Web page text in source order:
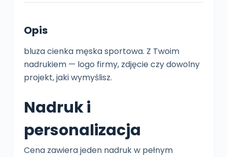
Opis
bluza cienka męska sportowa. Z Twoim
nadrukiem — logo firmy, zdjęcie czy dowolny
projekt, jaki wymyślisz.
Nadruk i
personalizacja
Cena zawiera jeden nadruk w pełnym